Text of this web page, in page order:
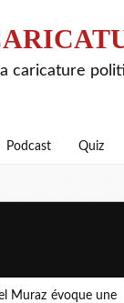
caricature
Podcast Quiz
Muraz évoque une